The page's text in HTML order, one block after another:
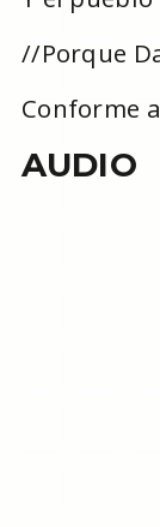
//Porque
Conforme
AUDIO